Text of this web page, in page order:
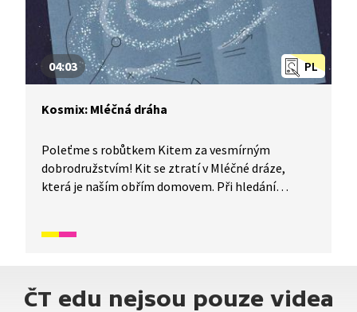
PL
04:03
Kosmix: Mléčná dráha
Poleťme s robůtkem Kitem za vesmírným
dobrodružstvím! Kit se ztratí v Mléčné dráze,
která je naším obřím domovem. Při hledání
ČT edu nejsou pouze videa